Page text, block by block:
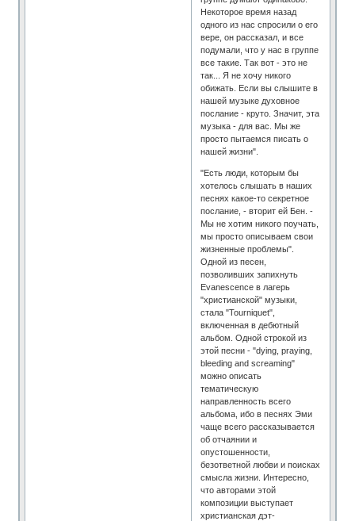
Некоторое время назад
одного из нас спросили о его
вере, он рассказал, и все
подумали, что у нас в группе
все такие. Так вот - это не
так... Я не хочу никого
обижать. Если вы слышите в
нашей музыке духовное
послание - круто. Значит, эта
музыка - для вас. Мы же
просто пытаемся писать о
нашей жизни".
"Есть люди, которым бы
хотелось слышать в наших
песнях какое-то секретное
послание, - вторит ей Бен. -
Мы не хотим никого поучать,
мы просто описываем свои
жизненные проблемы".
Одной из песен,
позволивших запихнуть
Evanescence в лагерь
"христианской" музыки,
стала "Tourniquet",
включенная в дебютный
альбом. Одной строкой из
этой песни - "dying, praying,
bleeding and screaming"
можно описать
тематическую
направленность всего
альбома, ибо в песнях Эми
чаще всего рассказывается
об отчаянии и
опустошенности,
безответной любви и поисках
смысла жизни. Интересно,
что авторами этой
композиции выступает
христианская дэт-